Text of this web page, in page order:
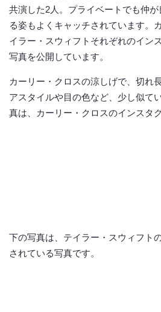
共演した2人。プライベートでも仲
る姿もよくキャッチされています。
イラー・スウィフトそれぞれのイン
写真を公開しています。
カーリー・クロスの涼しげで、切れ
アスタイルや目の色など、少し似て
真は、カーリー・クロスのインスタ
下の写真は、テイラー・スウィフト
されている写真です。